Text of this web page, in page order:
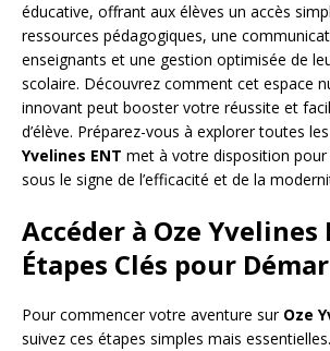
éducative, offrant aux élèves un accès
ressources pédagogiques, une
enseignants et une gestion optimisée de
scolaire. Découvrez comment cet espace
innovant peut booster votre réussite et
d’élève. Préparez-vous à explorer toutes
Yvelines ENT met à votre disposition pour
sous le signe de l’efficacité et de la
Accéder à Oze Yvelines
Étapes Clés pour
Pour commencer votre aventure sur Oze
suivez ces étapes simples mais